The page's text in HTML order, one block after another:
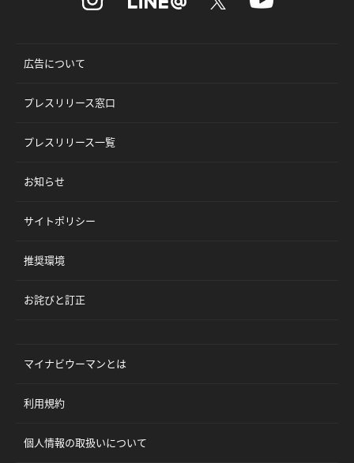
広告について
プレスリリース窓口
プレスリリース一覧
お知らせ
サイトポリシー
推奨環境
お詫びと訂正
マイナビウーマンとは
利用規約
個人情報の取扱いについて